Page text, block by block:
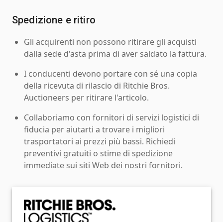
Spedizione e ritiro
Gli acquirenti non possono ritirare gli acquisti
dalla sede d'asta prima di aver saldato la fattura.
I conducenti devono portare con sé una copia
della ricevuta di rilascio di Ritchie Bros.
Auctioneers per ritirare l'articolo.
Collaboriamo con fornitori di servizi logistici di
fiducia per aiutarti a trovare i migliori
trasportatori ai prezzi più bassi. Richiedi
preventivi gratuiti o stime di spedizione
immediate sui siti Web dei nostri fornitori.